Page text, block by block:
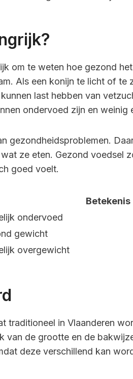
om te weten hoe gezond
Als een konijn te licht of te
last hebben van
ondervoed zijn en weinig
gezondheidsproblemen.
ze eten. Gezond voedsel
goed voelt.
Betekenis
ondervoed
gewicht
overgewicht
traditioneel in Vlaanderen
van de grootte en de
deze verschillend kan